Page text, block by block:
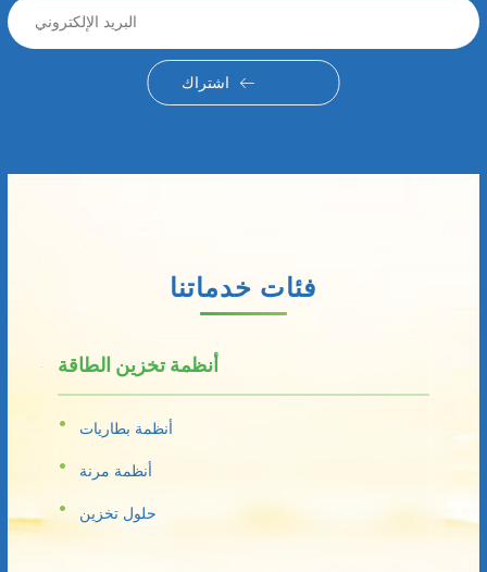
اشتراك
فئات خدماتنا
أنظمة تخزين الطاقة
أنظمة بطاريات
أنظمة مرنة
حلول تخزين